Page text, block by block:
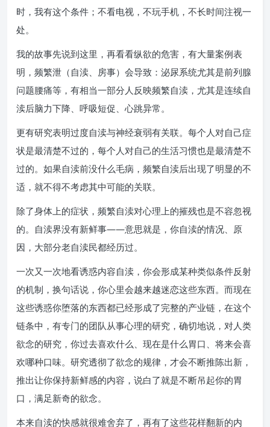
时，我有这个条件；不看电视，不玩手机，不长时间注视一
处。
我的故事先说到这里，再看看纵欲的危害，有大量案例表
明，频繁泄（自渎、房事）会导致：泌尿系统尤其是前列腺
问题腰痛等，有相当一部分人反映频繁自渎，尤其是连续自
渎后脑力下降、呼吸短促、心跳异常。
更有研究表明过度自渎与神经衰弱有关联。每个人对自己症
状是最清楚不过的，每个人对自己的生活习惯也是最清楚不
过的。如果自渎前没什么毛病，频繁自渎后出现了明显的不
适，就不得不考虑其中可能的关联。
除了身体上的症状，频繁自渎对心理上的摧残也是不容忽视
的。自渎界没有新鲜事——意思就是，你自渎的情况、原
因，大部分老自渎民都经历过。
一次又一次地看诱惑内容自渎，你会形成某种类似条件反射
的机制，换句话说，你心里会越来越迷恋这些东西。而现在
这些诱惑你堕落的东西都已经形成了完整的产业链，在这个
链条中，有专门的团队从事心理的研究，确切地说，对人类
欲念的研究，你过去喜欢什么、现在是什么胃口、将来会喜
欢哪种口味。研究透彻了欲念的规律，才会不断推陈出新，
推出让你保持新鲜感的内容，说白了就是不断吊起你的胃
口，满足新奇的欲念。
本来自渎的快感就很难舍弃了，再有了这些花样翻新的内